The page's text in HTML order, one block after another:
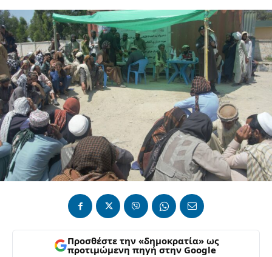
Προσθέστε την «δημοκρατία» ως
προτιμώμενη πηγή στην Google